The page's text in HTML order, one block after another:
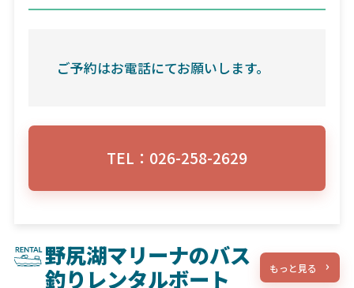
ご予約はお電話にてお願いします。
TEL：026-258-2629
野尻湖マリーナのバス
釣りレンタルボート
もっと見る